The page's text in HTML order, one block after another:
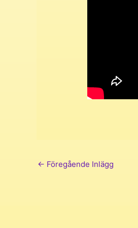
← Föregående Inlägg